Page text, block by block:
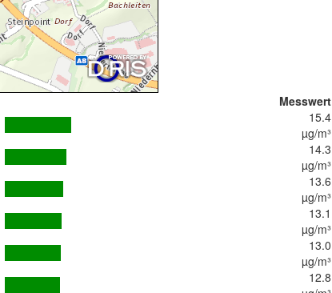
Messwert
15.4
µg/m³
14.3
µg/m³
13.6
µg/m³
13.1
µg/m³
13.0
µg/m³
12.8